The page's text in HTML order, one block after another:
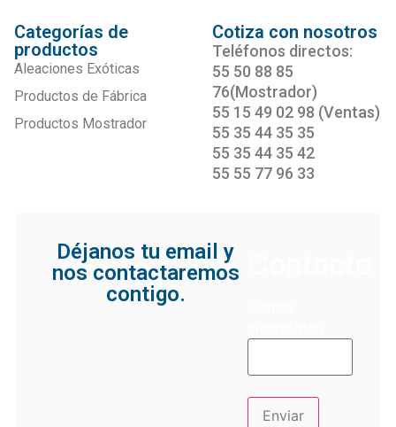
Categorías de
productos
Aleaciones Exóticas
Productos de Fábrica
Productos Mostrador
Cotiza con nosotros
Teléfonos directos:
55 50 88 85
76(Mostrador)
55 15 49 02 98 (Ventas)
55 35 44 35 35
55 35 44 35 42
55 55 77 96 33
Déjanos tu email y
nos contactaremos
contigo.